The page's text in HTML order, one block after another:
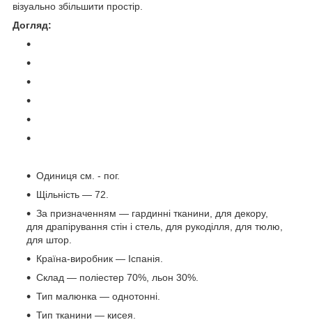
візуально збільшити простір.
Догляд:
Одиниця см. - пог.
Щільність — 72.
За призначенням — гардинні тканини, для декору,
для драпірування стін і стель, для рукоділля, для тюлю,
для штор.
Країна-виробник — Іспанія.
Склад — поліестер 70%, льон 30%.
Тип малюнка — однотонні.
Тип тканини — кисея.